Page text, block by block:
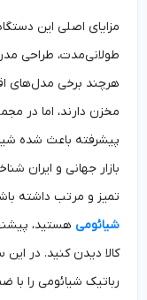
مزایای اصلی این
طولانی‌مدت، طراحی مدرن
هرچند برخی مدل‌های
مخزن دارند، اما در
پیشرفته باعث شده
بازار جهانی و ایران
تمیز و مرتب داشته باشید
شیائومیهستید، پیشنهاد
کالا دیدن کنید. در این
رباتیک شیائومی را با